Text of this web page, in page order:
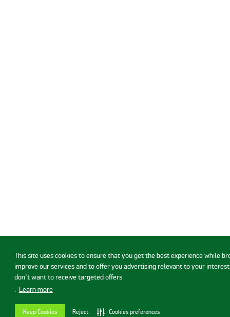
This site uses cookies to ensure that you get the best experience while
improve our services and to offer you advertising relevant to your
don't want to receive targeted offers
. Learn more
Keep Cookies Reject Cookies preferences